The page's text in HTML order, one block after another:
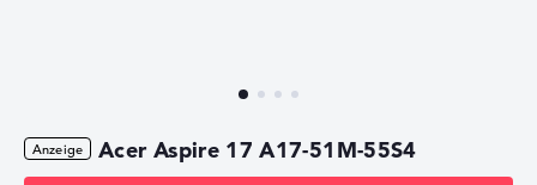
Acer Aspire 17 A17-51M-55S4